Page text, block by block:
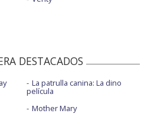
DESTACADOS
La patrulla canina: La dino
película
Mother Mary